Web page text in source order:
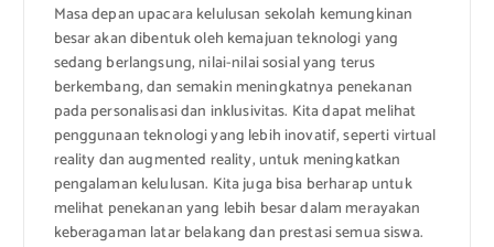
Masa depan upacara kelulusan sekolah kemungkinan
besar akan dibentuk oleh kemajuan teknologi yang
sedang berlangsung, nilai-nilai sosial yang terus
berkembang, dan semakin meningkatnya penekanan
pada personalisasi dan inklusivitas. Kita dapat melihat
penggunaan teknologi yang lebih inovatif, seperti virtual
reality dan augmented reality, untuk meningkatkan
pengalaman kelulusan. Kita juga bisa berharap untuk
melihat penekanan yang lebih besar dalam merayakan
keberagaman latar belakang dan prestasi semua siswa.